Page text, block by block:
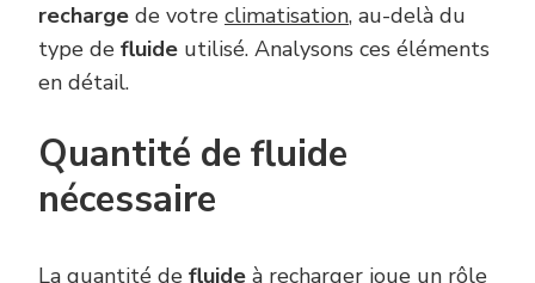
recharge de votre climatisation, au-delà du
type de fluide utilisé. Analysons ces éléments
en détail.
Quantité de fluide
nécessaire
La quantité de fluide à recharger joue un rôle